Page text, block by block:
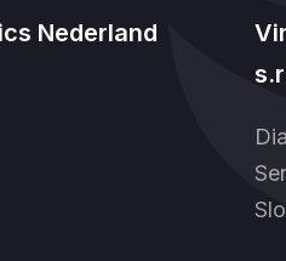
Nederland